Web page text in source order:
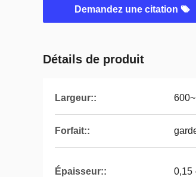
Demandez une citation
Détails de produit
Largeur::
Forfait::
Épaisseur:: 0,15